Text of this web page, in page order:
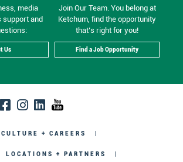
media
support and
Us
Join Our Team. You belong at
Ketchum, find the opportunity
that’s right for you!
Find a Job Opportunity
CULTURE + CAREERS
LOCATIONS + PARTNERS